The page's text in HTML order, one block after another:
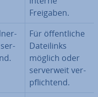
Freigaben.
ser­
Für öf­fent­li­che
Da­tei­links
möglich oder
ser­ver­weit ver­
pflich­tend.